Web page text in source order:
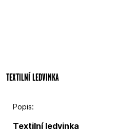
TEXTILNÍ LEDVINKA
Popis:
Textilní ledvinka